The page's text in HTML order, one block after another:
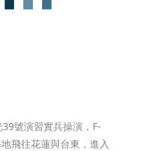
號演習實兵操演，F-
飛往花蓮與台東，進入